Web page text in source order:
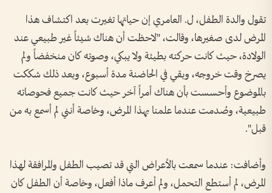
تقول والدة الطفل، ل. العامري إن حياتها تغيرت بعد اكتشاف هذا
المرض لدى صغيرها، وقالت، "لاحظت أن هناك شيئاً غير طبيعي عند
الولادة، حيث كانت حركته بطيئة ولا يبكي، وصوته كان منخفضاً ولم
يصرخ وقت خروجه، وبقي في الحاضنة مدة أسبوع، وبعد ذلك شككت
بالموضوع وأحسست بأن هناك أمراً آخر حيث كانت جميع فحوصاته
طبيعية، وصُدمت عندما علمنا بهذا المرض، وخاصة أنني لم أسمع به من
قبل".
وأضافت: عندما سمعت بالأعراض التي قد تصيب الطفل والمرافقة لهذا
المرض، لم أستطع التحمل، ولم أعرف ماذا أفعل، وخاصة أن الطفل كان